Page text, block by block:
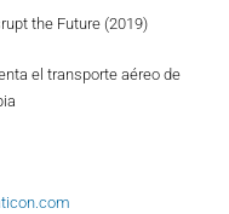
the Future (2019)
el transporte aéreo de